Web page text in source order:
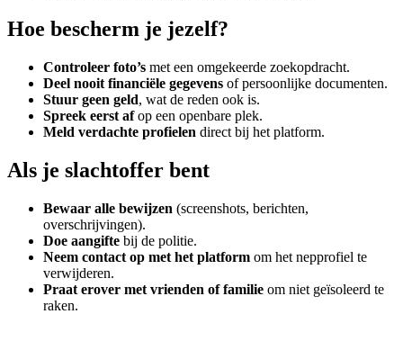
Hoe bescherm je jezelf?
Controleer foto’s met een omgekeerde zoekopdracht.
Deel nooit financiële gegevens of persoonlijke documenten.
Stuur geen geld, wat de reden ook is.
Spreek eerst afop een openbare plek.
Meld verdachte profielen direct bij het platform.
Als je slachtoffer bent
Bewaar alle bewijzen (screenshots, berichten,
overschrijvingen).
Doe aangifte bij de politie.
Neem contact op met het platform om het nepprofiel te
verwijderen.
Praat erover met vrienden of familie om niet geïsoleerd te
raken.